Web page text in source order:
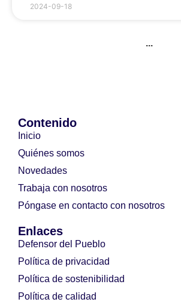
2024-09-18
...
Contenido
Inicio
Quiénes somos
Novedades
Trabaja con nosotros
Póngase en contacto con nosotros
Enlaces
Defensor del Pueblo
Política de privacidad
Política de sostenibilidad
Política de calidad